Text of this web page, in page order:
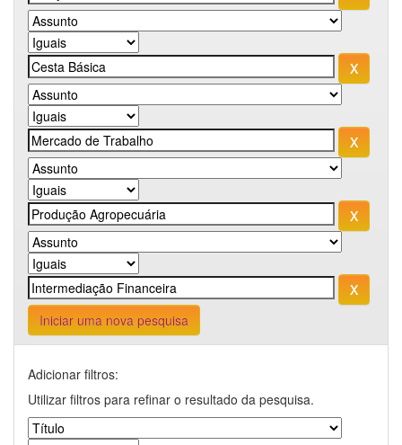
Iniciar uma nova pesquisa
Adicionar filtros:
Utilizar filtros para refinar o resultado da pesquisa.